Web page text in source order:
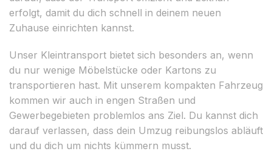
erfolgt, damit du dich schnell in deinem neuen
Zuhause einrichten kannst.
Unser Kleintransport bietet sich besonders an, wenn
du nur wenige Möbelstücke oder Kartons zu
transportieren hast. Mit unserem kompakten Fahrzeug
kommen wir auch in engen Straßen und
Gewerbegebieten problemlos ans Ziel. Du kannst dich
darauf verlassen, dass dein Umzug reibungslos abläuft
und du dich um nichts kümmern musst.